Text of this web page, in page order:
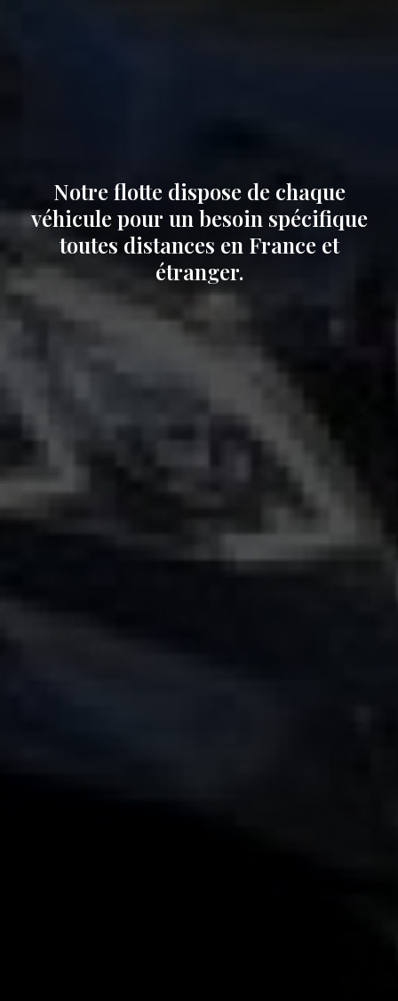
Notre flotte dispose de chaque
véhicule pour un besoin spécifique
toutes distances en France et
étranger.